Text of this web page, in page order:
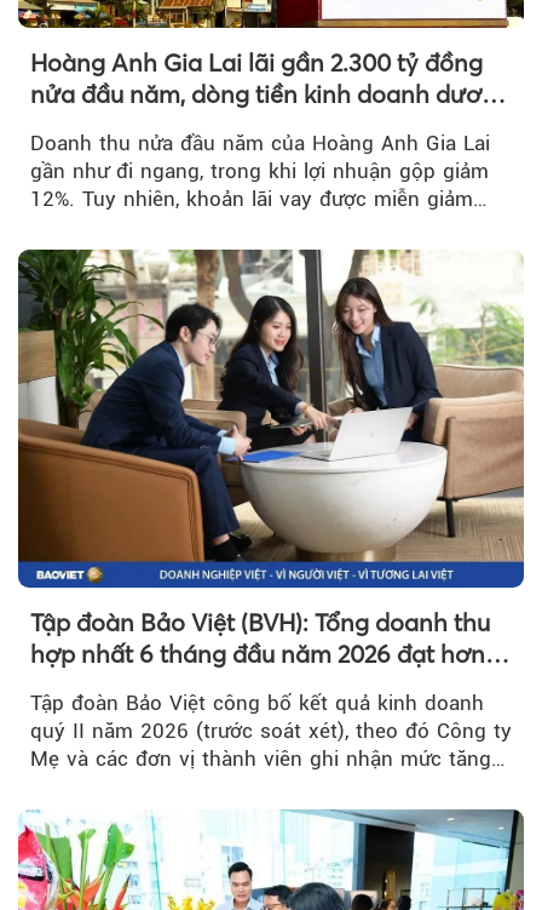
Hoàng Anh Gia Lai lãi gần 2.300 tỷ đồng
nửa đầu năm, dòng tiền kinh doanh dương
Doanh thu nửa đầu năm của Hoàng Anh Gia Lai
gần như đi ngang, trong khi lợi nhuận gộp giảm
12%. Tuy nhiên, khoản lãi vay được miễn giảm
Tập đoàn Bảo Việt (BVH): Tổng doanh thu
hợp nhất 6 tháng đầu năm 2026 đạt hơn
Tập đoàn Bảo Việt công bố kết quả kinh doanh
quý II năm 2026 (trước soát xét), theo đó Công ty
Mẹ và các đơn vị thành viên ghi nhận mức tăng